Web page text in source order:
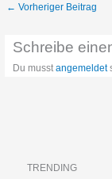
← Vorheriger Beitrag
Schreibe
Du musstangemeldet
TRENDING